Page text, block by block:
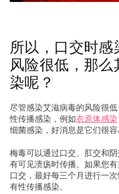
所以，口交时
风险很低，那
染呢？
尽管感染艾滋病毒的风险很
性传播感染，例如衣原体感染
细菌感染，好消息是它们很容
梅毒可以通过口交、肛交和
有可见溃疡时传播。如果您
口交，最好每三个月进行一
有性传播感染。